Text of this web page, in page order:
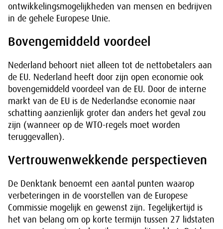
ontwikkelingsmogelijkheden van mensen en bedrijven
in de gehele Europese Unie.
Bovengemiddeld voordeel
Nederland behoort niet alleen tot de nettobetalers aan
de EU. Nederland heeft door zijn open economie ook
bovengemiddeld voordeel van de EU. Door de interne
markt van de EU is de Nederlandse economie naar
schatting aanzienlijk groter dan anders het geval zou
zijn (wanneer op de WTO-regels moet worden
teruggevallen).
Vertrouwenwekkende perspectieven
De Denktank benoemt een aantal punten waarop
verbeteringen in de voorstellen van de Europese
Commissie mogelijk en gewenst zijn. Tegelijkertijd is
het van belang om op korte termijn tussen 27 lidstaten